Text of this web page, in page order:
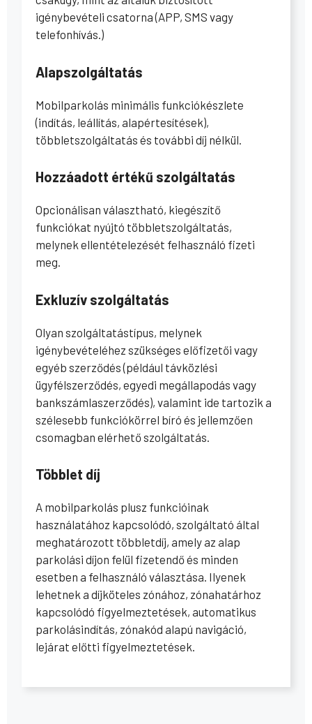
igénybevételi csatorna (APP, SMS vagy
telefonhívás.)
Alapszolgáltatás
Mobilparkolás minimális funkciókészlete
(indítás, leállítás, alapértesítések),
többletszolgáltatás és további díj nélkül.
Hozzáadott értékű szolgáltatás
Opcionálisan választható, kiegészítő
funkciókat nyújtó többletszolgáltatás,
melynek ellentételezését felhasználó fizeti
meg.
Exkluzív szolgáltatás
Olyan szolgáltatástípus, melynek
igénybevételéhez szükséges előfizetői vagy
egyéb szerződés (például távközlési
ügyfélszerződés, egyedi megállapodás vagy
bankszámlaszerződés), valamint ide tartozik a
szélesebb funkciókörrel bíró és jellemzően
csomagban elérhető szolgáltatás.
Többlet díj
A mobilparkolás plusz funkcióinak
használatához kapcsolódó, szolgáltató által
meghatározott többletdíj, amely az alap
parkolási díjon felül fizetendő és minden
esetben a felhasználó választása. Ilyenek
lehetnek a díjköteles zónához, zónahatárhoz
kapcsolódó figyelmeztetések, automatikus
parkolásindítás, zónakód alapú navigáció,
lejárat előtti figyelmeztetések.